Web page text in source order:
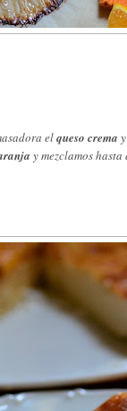
elqueso crema
y mezclamos